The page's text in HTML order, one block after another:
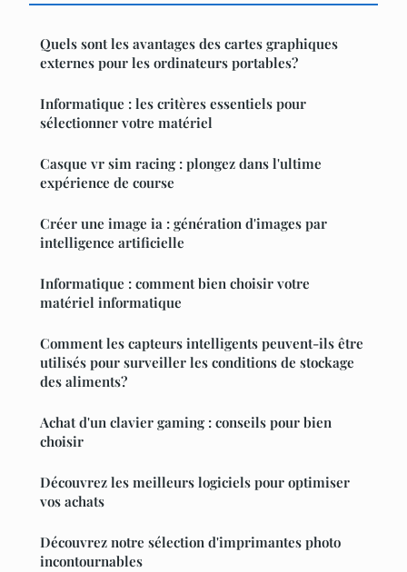
Quels sont les avantages des cartes graphiques
externes pour les ordinateurs portables?
Informatique : les critères essentiels pour
sélectionner votre matériel
Casque vr sim racing : plongez dans l'ultime
expérience de course
Créer une image ia : génération d'images par
intelligence artificielle
Informatique : comment bien choisir votre
matériel informatique
Comment les capteurs intelligents peuvent-ils être
utilisés pour surveiller les conditions de stockage
des aliments?
Achat d'un clavier gaming : conseils pour bien
choisir
Découvrez les meilleurs logiciels pour optimiser
vos achats
Découvrez notre sélection d'imprimantes photo
incontournables